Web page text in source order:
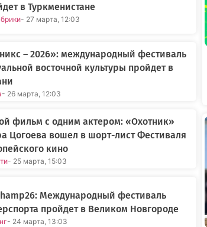
в Туркменистане
- 27 марта, 12:03
– 2026»: международный фестиваль
восточной культуры пройдет в
- 26 марта, 12:03
фильм с одним актером: «Охотник»
Цогоева вошел в шорт-лист Фестиваля
кино
- 25 марта, 15:03
Международный фестиваль
пройдет в Великом Новгороде
- 24 марта, 13:03